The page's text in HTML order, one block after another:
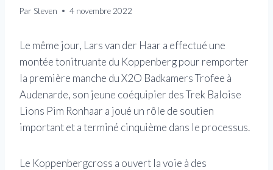
Par Steven 4 novembre 2022
Le même jour, Lars van der Haar a effectué une
montée tonitruante du Koppenberg pour remporter
la première manche du X2O Badkamers Trofee à
Audenarde, son jeune coéquipier des Trek Baloise
Lions Pim Ronhaar a joué un rôle de soutien
important et a terminé cinquième dans le processus.
Le Koppenbergcross a ouvert la voie à des